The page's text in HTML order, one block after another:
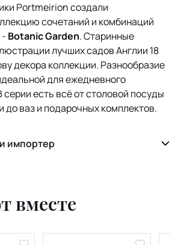
Portmeirion создали
сочетаний и комбинаций
- Botanic Garden. Старинные
лучших садов Англии 18
декора коллекции. Разнообразие
для ежедневного
серии есть всё от столовой посуды
до ваз и подарочных комплектов.
импортер
вместе